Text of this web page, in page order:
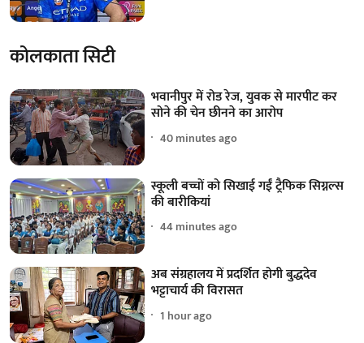
कोलकाता सिटी
भवानीपुर में रोड रेज, युवक से मारपीट कर
सोने की चेन छीनने का आरोप
40 minutes ago
स्कूली बच्चों को सिखाई गईं ट्रैफिक सिग्नल्स
की बारीकियां
44 minutes ago
अब संग्रहालय में प्रदर्शित होगी बुद्धदेव
भट्टाचार्य की विरासत
1 hour ago